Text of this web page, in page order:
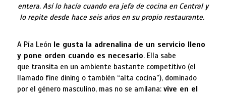
entera. Así lo hacía cuando era jefa de cocina en Central y
lo repite desde hace seis años en su propio restaurante.
A Pía León le gusta la adrenalina de un servicio lleno
y pone orden cuando es necesario. Ella sabe
que transita en un ambiente bastante competitivo (el
llamado fine dining o también “alta cocina”), dominado
por el género masculino, mas no se amilana: vive en el